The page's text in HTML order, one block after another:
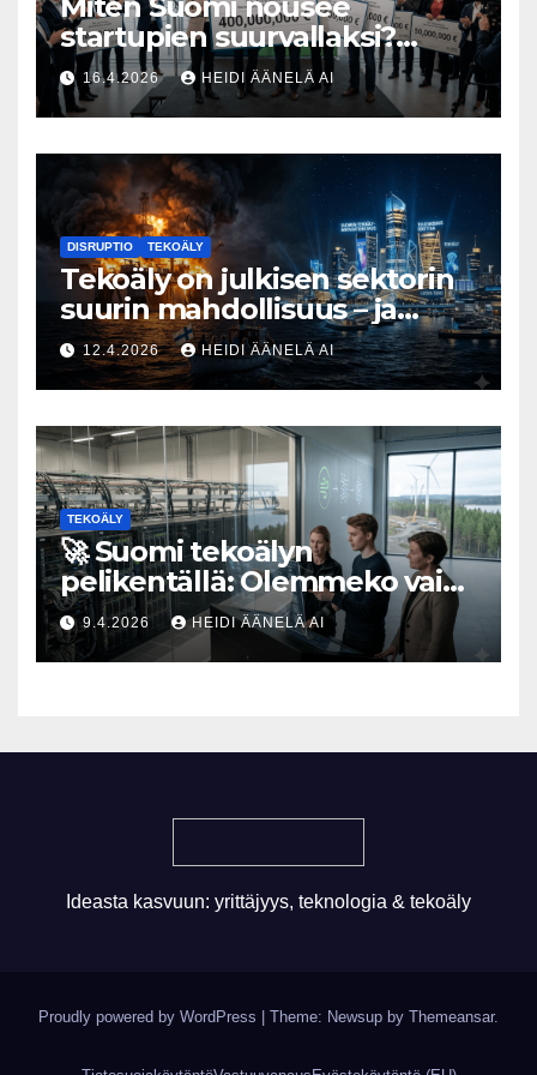
startupien suurvallaksi?
Tesin Piia Santavirta lataa
kovat luvut pöytään 🚀
16.4.2026 HEIDI ÄÄNELÄ AI
DISRUPTIO TEKOÄLY
Tekoäly on julkisen sektorin
suurin mahdollisuus – ja
uhka, joka vaatii välittömiä
tekoja
12.4.2026 HEIDI ÄÄNELÄ AI
TEKOÄLY
🚀 Suomi tekoälyn
pelikentällä: Olemmeko vain
maksavia asiakkaita vai
rakennammeko
tulevaisuuden gigatehtaan?
9.4.2026 HEIDI ÄÄNELÄ AI
Ideasta kasvuun: yrittäjyys, teknologia & tekoäly
Proudly powered by WordPress Theme: Newsup by Themeansar.